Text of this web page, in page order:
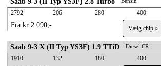
2792 206 280 400
Fra kr 2 090,- Vælg chip »
Saab 9-3 X (II Typ YS3F) 1.9 TTiD Diesel CR
1910 132 180 400